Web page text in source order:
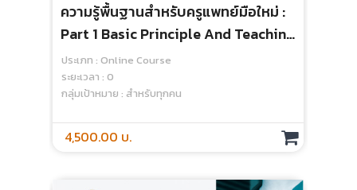
ความรู้พื้นฐานสำหรับครูแพทย์มือใหม่ :
Part 1 Basic Principle And Teaching
Techniques
ประเภท : Online Course
ระยะเวลา : 0
กลุ่มเป้าหมาย : สำหรับทุกคน
4,500.00 บ.